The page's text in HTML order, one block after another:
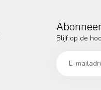
Blijf op de